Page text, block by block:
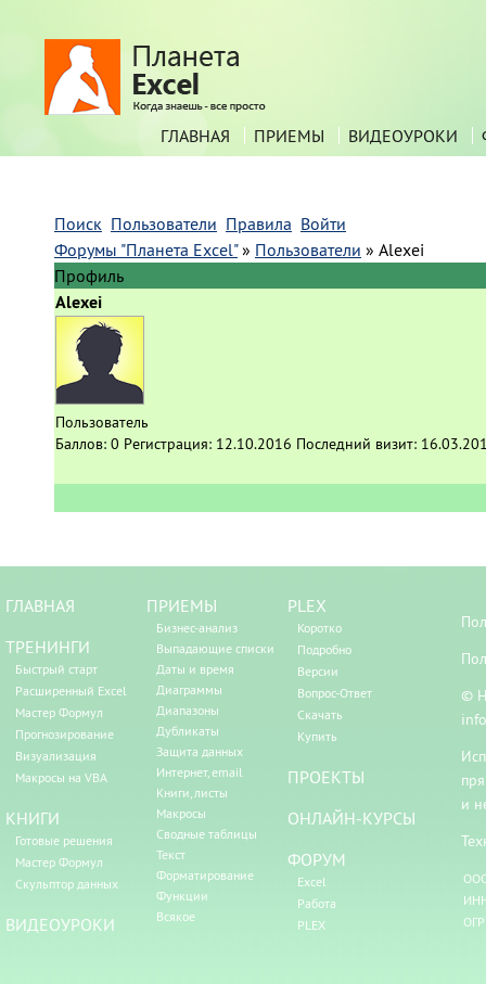
ГЛАВНАЯ ПРИЕМЫ ВИДЕОУРОКИ
Поиск Пользователи Правила Войти
Форумы "Планета Excel" » Пользователи » Alexei
Профиль
Alexei
Пользователь
Баллов: 0 Регистрация: 12.10.2016 Последний визит:
ГЛАВНАЯ
ТРЕНИНГИ
Быстрый старт
Расширенный Excel
Мастер Формул
Прогнозирование
Визуализация
Макросы на VBA
КНИГИ
Готовые решения
Мастер Формул
Скульптор данных
ВИДЕОУРОКИ
ПРИЕМЫ
Бизнес-анализ
Выпадающие списки
Даты и время
Диаграммы
Диапазоны
Дубликаты
Защита данных
Интернет, email
Книги, листы
Макросы
Сводные таблицы
Текст
Форматирование
Функции
Всякое
PLEX
Коротко
Подробно
Версии
Вопрос-Ответ
Скачать
Купить
ПРОЕКТЫ
ОНЛАЙН-КУРСЫ
ФОРУМ
Excel
Работа
PLEX
©
и